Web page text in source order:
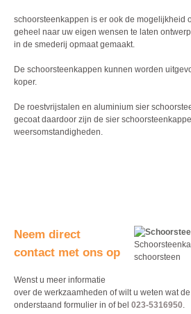
schoorsteenkappen is er ook de mogelijkheid
geheel naar uw eigen wensen te laten
in de smederij opmaat gemaakt.
De schoorsteenkappen kunnen worden
koper.
De roestvrijstalen en aluminium sier
gecoat daardoor zijn de sier
weersomstandigheden.
schoorsteen
Neem direct
contact met ons op
Wenst u meer informatie
over de werkzaamheden of wilt u weten wat
onderstaand formulier in of bel 023-5316950.